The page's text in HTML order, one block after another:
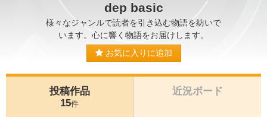
dep basic
様々なジャンルで読者を引き込む物語を紡いで
います。心に響く物語をお届けします。
お気に入りに追加
投稿作品
15件
近況ボード